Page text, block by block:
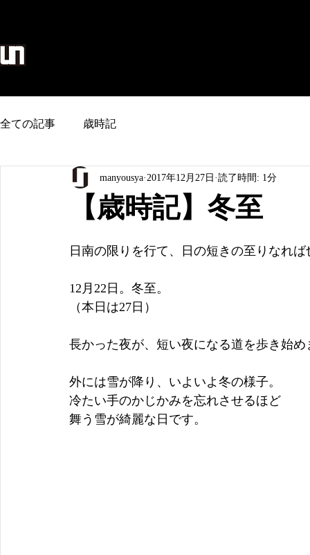
全ての記事 歳時記
【歳時記】冬至
manyousya 2017年12月27日 読了時間: 1分
日南の限りを行て、日の短きの至りなれば
12月22日。冬至。
（本日は27日）
長かった夜が、短い夜になる道を歩き始め
外には雪が降り、いよいよ冬の様子。
冷たい手のかじかみを忘れさせるほど
舞う雪が綺麗な日です。